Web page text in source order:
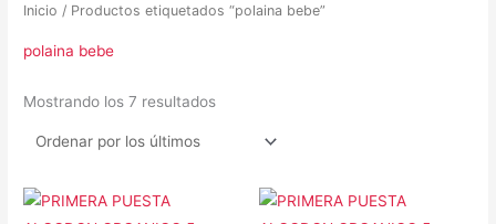
Inicio / Productos etiquetados “polaina bebe”
polaina bebe
Mostrando los 7 resultadosOrdenado
últimos